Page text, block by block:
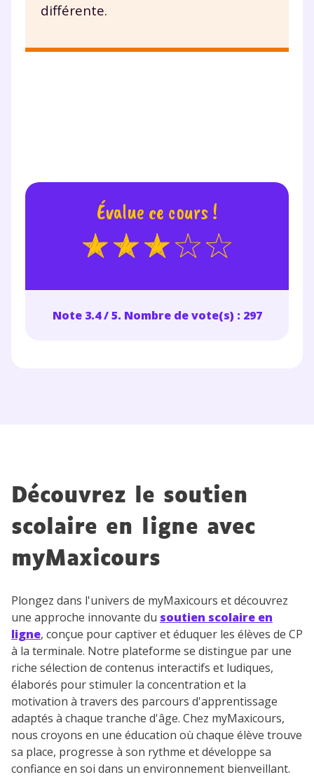
différente.
Évalue ce cours !
Note 3.4 / 5. Nombre de vote(s) : 297
Découvrez le soutien
scolaire en ligne avec
myMaxicours
Plongez dans l'univers de myMaxicours et découvrez
une approche innovante du soutien scolaire en
ligne, conçue pour captiver et éduquer les élèves de CP
à la terminale. Notre plateforme se distingue par une
riche sélection de contenus interactifs et ludiques,
élaborés pour stimuler la concentration et la
motivation à travers des parcours d'apprentissage
adaptés à chaque tranche d'âge. Chez myMaxicours,
nous croyons en une éducation où chaque élève trouve
sa place, progresse à son rythme et développe sa
confiance en soi dans un environnement bienveillant.